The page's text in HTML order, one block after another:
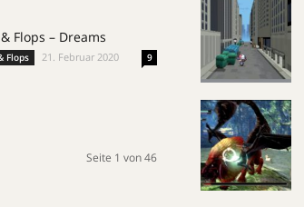
Flops – Dreams
Flops 21. Februar 2020 9
Seite 1 von 46